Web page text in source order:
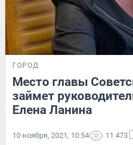
ГОРОД
Место главы
займет
Елена Ланина
10 ноября, 2021, 10:54 11 473